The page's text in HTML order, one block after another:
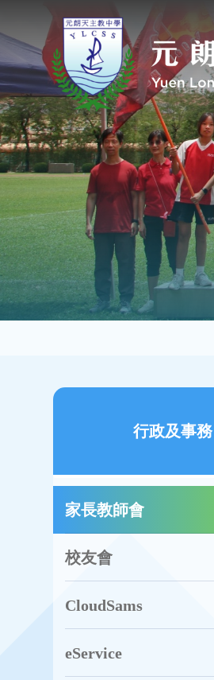
行政及事務
家長教師會
校友會
CloudSams
eService